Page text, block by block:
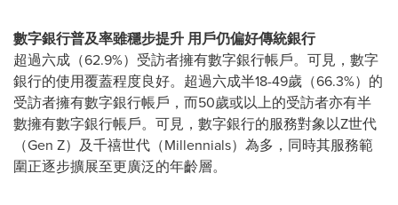
數字銀行普及率雖穩步提升 用戶仍偏好傳統銀行
超過六成（62.9%）受訪者擁有數字銀行帳戶。可見，數字
銀行的使用覆蓋程度良好。超過六成半18-49歲（66.3%）的
受訪者擁有數字銀行帳戶，而50歲或以上的受訪者亦有半
數擁有數字銀行帳戶。可見，數字銀行的服務對象以Z世代
（Gen Z）及千禧世代（Millennials）為多，同時其服務範
圍正逐步擴展至更廣泛的年齡層。